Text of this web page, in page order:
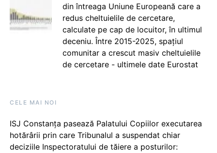
din întreaga Uniune Europeană care a
redus cheltuielile de cercetare,
calculate pe cap de locuitor, în ultimul
deceniu. Între 2015-2025, spațiul
comunitar a crescut masiv cheltuielile
de cercetare - ultimele date Eurostat
CELE MAI NOI
ISJ Constanța pasează Palatului Copiilor executarea
hotărârii prin care Tribunalul a suspendat chiar
deciziile Inspectoratului de tăiere a posturilor: